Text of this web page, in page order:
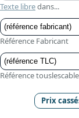
Texte libredans...
Référence Fabricant
Référence
Prix